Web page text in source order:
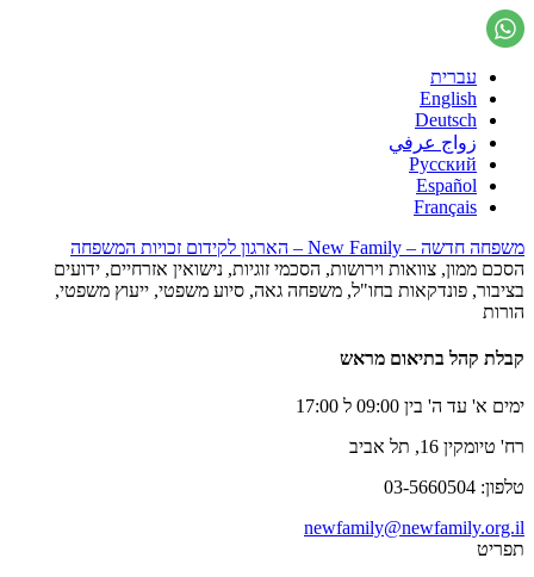
עברית
English
Deutsch
زواج عرفي
Русский
Español
Français
משפחה חדשה – New Family – הארגון לקידום זכויות המשפחה
הסכם ממון, צוואות וירושות, הסכמי זוגיות, נישואין אזרחיים, ידועים
בציבור, פונדקאות בחו"ל, משפחה גאה, סיוע משפטי, ייעוץ משפטי,
הורות
קבלת קהל בתיאום מראש
ימים א' עד ה' בין 09:00 ל 17:00
רח' טיומקין 16, תל אביב
טלפון: 03-5660504
newfamily@newfamily.org.il
תפריט